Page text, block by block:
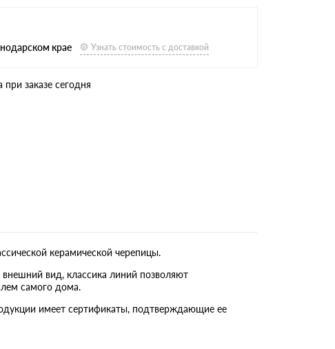
крае Узнать стоимость с доставкой
при заказе сегодня
керамической черепицы.
вид, классика линий позволяют
самого дома.
имеет сертификаты, подтверждающие ее